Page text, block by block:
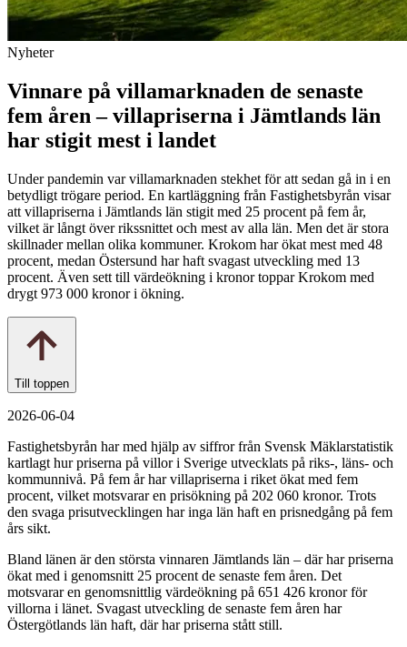
Nyheter
Vinnare på villamarknaden de senaste
fem åren – villapriserna i Jämtlands län
har stigit mest i landet
Under pandemin var villamarknaden stekhet för att sedan gå in i en
betydligt trögare period. En kartläggning från Fastighetsbyrån visar
att villapriserna i Jämtlands län stigit med 25 procent på fem år,
vilket är långt över rikssnittet och mest av alla län. Men det är stora
skillnader mellan olika kommuner. Krokom har ökat mest med 48
procent, medan Östersund har haft svagast utveckling med 13
procent. Även sett till värdeökning i kronor toppar Krokom med
drygt 973 000 kronor i ökning.
Till toppen
2026-06-04
Fastighetsbyrån har med hjälp av siffror från Svensk Mäklarstatistik
kartlagt hur priserna på villor i Sverige utvecklats på riks-, läns- och
kommunnivå. På fem år har villapriserna i riket ökat med fem
procent, vilket motsvarar en prisökning på 202 060 kronor. Trots
den svaga prisutvecklingen har inga län haft en prisnedgång på fem
års sikt.
Bland länen är den största vinnaren Jämtlands län – där har priserna
ökat med i genomsnitt 25 procent de senaste fem åren. Det
motsvarar en genomsnittlig värdeökning på 651 426 kronor för
villorna i länet. Svagast utveckling de senaste fem åren har
Östergötlands län haft, där har priserna stått still.